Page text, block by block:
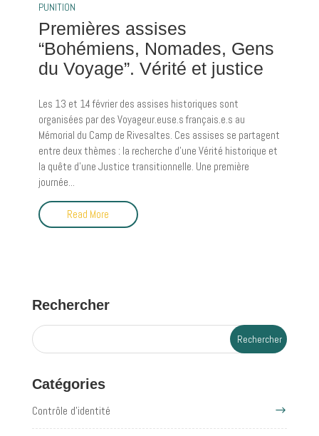
PUNITION
Premières assises
“Bohémiens, Nomades, Gens
du Voyage”. Vérité et justice
Les 13 et 14 février des assises historiques sont
organisées par des Voyageur.euse.s français.e.s au
Mémorial du Camp de Rivesaltes. Ces assises se partagent
entre deux thèmes : la recherche d’une Vérité historique et
la quête d’une Justice transitionnelle. Une première
journée...
Read More
Rechercher
Catégories
Contrôle d'identité